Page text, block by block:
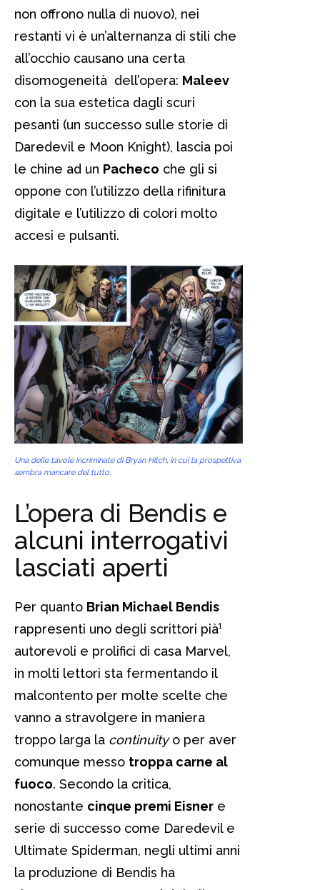
non offrono nulla di nuovo), nei
restanti vi è un’alternanza di stili che
all’occhio causano una certa
disomogeneità dell’opera: Maleev
con la sua estetica dagli scuri
pesanti (un successo sulle storie di
Daredevil e Moon Knight), lascia poi
le chine ad un Pacheco che gli si
oppone con l’utilizzo della rifinitura
digitale e l’utilizzo di colori molto
accesi e pulsanti.
Una delle tavole incriminate di Bryan Hitch, in cui la prospettiva
sembra mancare del tutto.
L’opera di Bendis e
alcuni interrogativi
lasciati aperti
Per quanto Brian Michael Bendis
rappresenti uno degli scrittori pià¹
autorevoli e prolifici di casa Marvel,
in molti lettori sta fermentando il
malcontento per molte scelte che
vanno a stravolgere in maniera
troppo larga la continuityo per aver
comunque messo troppa carne al
fuoco. Secondo la critica,
nonostante cinque premi Eisner e
serie di successo come Daredevil e
Ultimate Spiderman, negli ultimi anni
la produzione di Bendis ha